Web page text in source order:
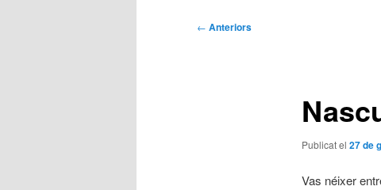
Navegació
← Anteriors
Publicat el 27 de
Vas néixer